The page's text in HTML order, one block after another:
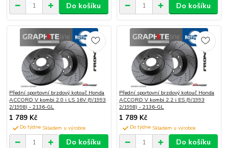
Do košíku Do košíku
Přední sportovní brzdový kotouč Honda
ACCORD V kombi 2.0 i LS 16V (9/1993
2/1998) - 2136-GL
1 789 Kč
Do týdne
Do košíku
Přední sportovní brzdový kotouč Honda
ACCORD V kombi 2.2 i ES (9/1993
2/1998) - 2136-GL
1 789 Kč
Do týdne
Do košíku